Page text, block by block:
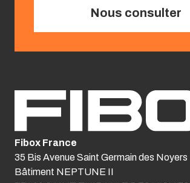
Nous consulter
Fibox France
35 Bis Avenue Saint Germain des Noyers
Bâtiment NEPTUNE II